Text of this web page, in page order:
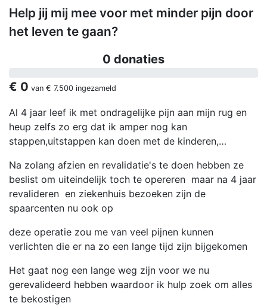
Help jij mij mee voor met minder pijn door
het leven te gaan?
0 donaties
€ 0 van € 7.500 ingezameld
Al 4 jaar leef ik met ondragelijke pijn aan mijn rug en
heup zelfs zo erg dat ik amper nog kan
stappen,uitstappen kan doen met de kinderen,…
Na zolang afzien en revalidatie's te doen hebben ze
beslist om uiteindelijk toch te opereren maar na 4 jaar
revalideren en ziekenhuis bezoeken zijn de
spaarcenten nu ook op
deze operatie zou me van veel pijnen kunnen
verlichten die er na zo een lange tijd zijn bijgekomen
Het gaat nog een lange weg zijn voor we nu
gerevalideerd hebben waardoor ik hulp zoek om alles
te bekostigen